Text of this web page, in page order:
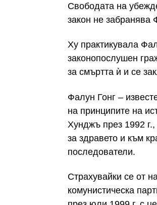
Свободата на
закон не
Ху практикувала
законопослушен
за смъртта ѝ и се
Фалун Гонг –
на принципите на
Хунджъ през 1992
за здравето и към
последователи.
Страхувайки се от
комунистическа